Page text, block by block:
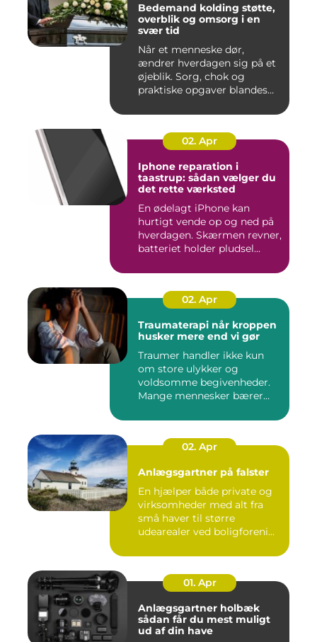
Bedemand kolding støtte,
overblik og omsorg i en
svær tid
Når et menneske dør,
ændrer hverdagen sig på et
øjeblik. Sorg, chok og
praktiske opgaver blandes
02. Apr
Iphone reparation i
taastrup: sådan vælger du
det rette værksted
En ødelagt iPhone kan
hurtigt vende op og ned på
hverdagen. Skærmen revner,
batteriet holder pludsel...
02. Apr
Traumaterapi når kroppen
husker mere end vi gør
Traumer handler ikke kun
om store ulykker og
voldsomme begivenheder.
Mange mennesker bærer
02. Apr
Anlægsgartner på falster
En hjælper både private og
virksomheder med alt fra
små haver til større
udearealer ved boligforeni...
01. Apr
Anlægsgartner holbæk
sådan får du mest muligt
ud af din have